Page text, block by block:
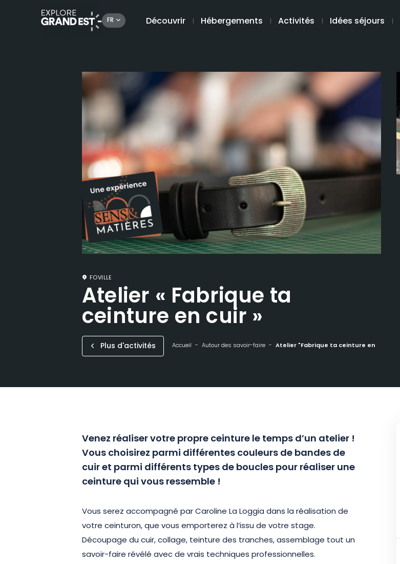
FR Découvrir Hébergements Activités Idées séjours
FOVILLE
Atelier « Fabrique ta
ceinture en cuir »
Plus d'activités Accueil Autour des savoir-faire Atelier "Fabrique ta ceinture en cuir"
Venez réaliser votre propre ceinture le temps d’un atelier !
Vous choisirez parmi différentes couleurs de bandes de
cuir et parmi différents types de boucles pour réaliser une
ceinture qui vous ressemble !
Vous serez accompagné par Caroline La Loggia dans la réalisation de
votre ceinturon, que vous emporterez à l’issu de votre stage.
Découpage du cuir, collage, teinture des tranches, assemblage tout un
savoir-faire révélé avec de vrais techniques professionnelles.